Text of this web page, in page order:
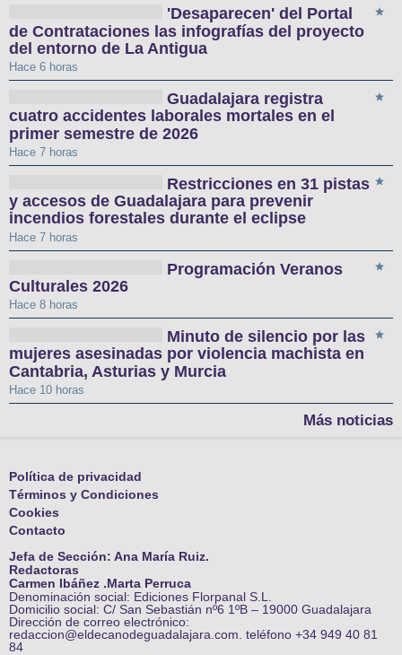
'Desaparecen' del Portal
de Contrataciones las infografías del proyecto
del entorno de La Antigua
Hace 6 horas
Guadalajara registra
cuatro accidentes laborales mortales en el
primer semestre de 2026
Hace 7 horas
Restricciones en 31 pistas
y accesos de Guadalajara para prevenir
incendios forestales durante el eclipse
Hace 7 horas
Programación Veranos
Culturales 2026
Hace 8 horas
Minuto de silencio por las
mujeres asesinadas por violencia machista en
Cantabria, Asturias y Murcia
Hace 10 horas
Más noticias
Política de privacidad
Términos y Condiciones
Cookies
Contacto
Jefa de Sección: Ana María Ruiz.
Redactoras
Carmen Ibáñez .Marta Perruca
Denominación social: Ediciones Florpanal S.L.
Domicilio social: C/ San Sebastián nº6 1ºB – 19000 Guadalajara
Dirección de correo electrónico:
redaccion@eldecanodeguadalajara.com. teléfono +34 949 40 81
84